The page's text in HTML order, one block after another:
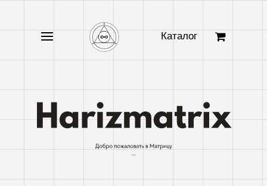
Каталог